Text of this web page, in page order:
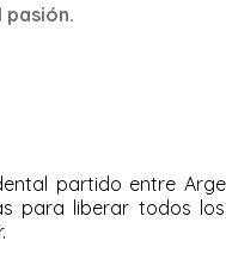
pasión.
partido entre
para liberar todos